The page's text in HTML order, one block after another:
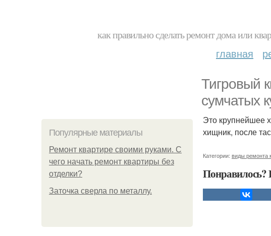
как правильно сделать ремонт дома или
главная
Тигровый
сумчатых
Популярные материалы
Ремонт квартире своими руками. С
чего начать ремонт квартиры без
отделки?
Заточка сверла по металлу.
Это крупнейшее
хищник, после
Категории: виды ремонта
Понравилось?